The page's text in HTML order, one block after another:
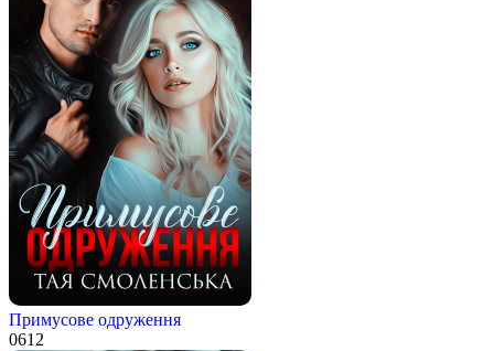
Примусове одруження
0612